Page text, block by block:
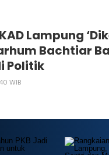
Lampung
Bachtiar
Politik
WIB